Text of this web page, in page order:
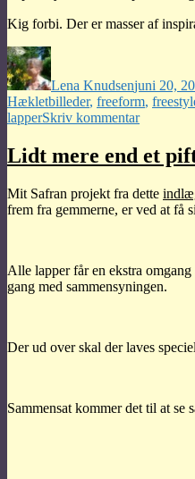
Kig forbi. Der er masser af
Forfatter
Lena Knudsenjuni 20,
HækletTags
billeder, freeform,
lapperSkriv kommentartil
til
Prudens
–
50
power
Lidt mere end et
Mit Safran projekt fra dette
frem fra gemmerne, er ved at få
Alle lapper får en ekstra
gang med sammensyningen.
Der ud over skal der laves
Sammensat kommer det til at se